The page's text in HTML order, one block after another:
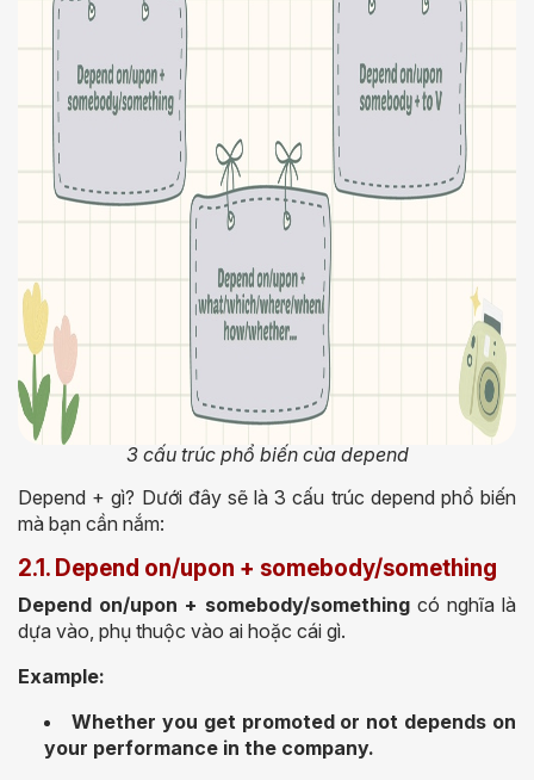
3 cấu trúc phổ biến của depend
Depend + gì? Dưới đây sẽ là 3 cấu trúc depend phổ biến
mà bạn cần nắm:
2.1. Depend on/upon + somebody/something
Depend on/upon + somebody/somethingcó nghĩa là
dựa vào, phụ thuộc vào ai hoặc cái gì.
Example:
Whether you get promoted or not depends on
your performance in the company.